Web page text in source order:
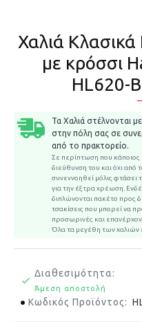
Χαλιά
με κρόσσι
HL620-
Τα Χαλιά στέλνονται
στην πόλη σας σε
από το πρακτορείο.
Σε περίπτωση που κάποιος
διεύθυνση του και όχι
συνεννοηθεί μόλις φτάσει
για την έξτρα χρέωση.
διπλώνονται πακέτο προς
τσακίσεις που μπορεί να
προσωρινές και
Όλα τα μεγέθη των χαλιών
Διαθεσιμότητα:
Άμεση αποστολή
Κωδικός Προϊόντος: